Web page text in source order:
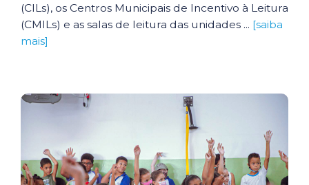
(CILs), os Centros Municipais de Incentivo à Leitura
(CMILs) e as salas de leitura das unidades ... [saiba
mais]